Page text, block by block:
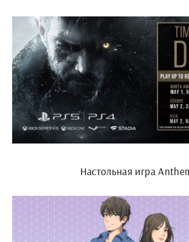
Настольная игра